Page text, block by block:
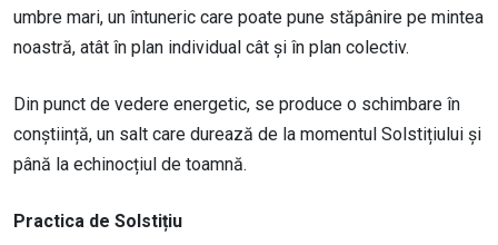
umbre mari, un întuneric care poate pune stăpânire pe mintea
noastră, atât în plan individual cât și în plan colectiv.
Din punct de vedere energetic, se produce o schimbare în
conștiință, un salt care durează de la momentul Solstițiului și
până la echinocțiul de toamnă.
Practica de Solstițiu